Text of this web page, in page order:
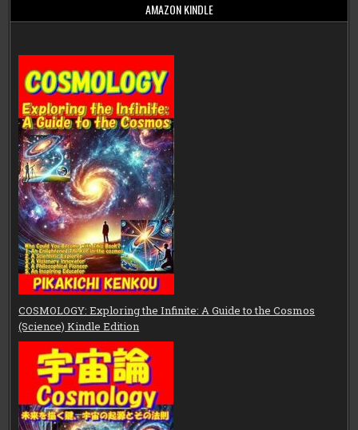
AMAZON KINDLE
COSMOLOGY: Exploring the Infinite: A Guide to the Cosmos
(Science) Kindle Edition